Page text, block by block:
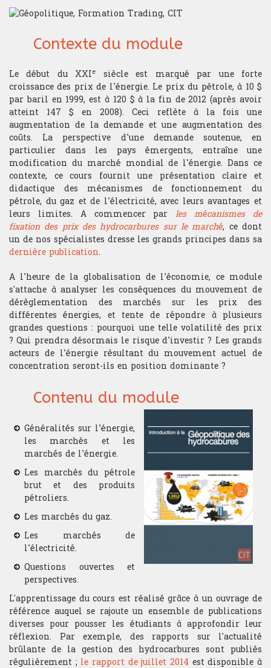
les portes d’une carrière
compétences et de l’expérience
recherchées par les recruteurs.
Conditions d'admission
Calendrier du concours
L'admission à la formation de
trading du CIT est conditionnée
par la réussite au concours
organisé par l’Institut. Les
épreuves sont conçues pour
candidats ceux possédant un
véritable potentiel pour devenir
un Trader d’exception.
Plusieurs sessions sont
organisées dans différentes
villes. Se référer au calendrier
de passage.
ENSEIGNEMENT
Actualité
Anglais de la finance pour trader
Anglais pour trader
Décryptage
Géopolitique
Informatique
Macroéconomie
Mathématiques
Mathématiques financières
Microéconomie
Psychologie du Trading
Gestion portefeuille
Choix sous-jacent
Gestion du risque
Money management
Gestion du stress
Analyse technique
Stratégie du trader
Compétition et challenge au CIT USA
Le diplôme du Californian
véritable gage de qualité aux
yeux des recruteurs du monde de
compétences et de l’expérience
des diplômés du CIT.
La délivrance du diplôme CIT est
conditionnée par la réussite aux
épreuves du programme de la
Trading School, mais également
par l’obtention de scores seuils
aux tests ICFE®, FRM® et GMAT®
Structureur
Quant
Gérant de portefeuille
Execution trader
Analyste financier
Economiste
Offices
Le programmeDevenir Traderdu
CIT offre la possibilité d'obtenir
un diplôme riche en certifications.
Les connaissances théoriques et
l'expérience du trading acquises à
l'issue de cette formation
ouvrent les portes à différentes
carrières dans les métiers de la
finance de marché.
Nos publications
Auteurs de publications et
finance, nos professeurs mettent
ces ouvrages à disposition des
étudiants en complément de la
formation.
sont également présentées aux
étudiants afin que la scolarité au
CIT soit enrichie des tous
derniers résultats de la
recherche, permettant
notamment leur mise en
application en salle de marché.
Contact
Contatto
Contexte du module
Le début du XXIe
siècle est marqué par une forte
croissance des prix de l’énergie. Le prix du pétrole, à 10 $
par baril en 1999, est à 120 $ à la fin de 2012 (après avoir
atteint 147 $ en 2008). Ceci reflète à la fois une
augmentation de la demande et une augmentation des
coûts. La perspective d’une demande soutenue, en
particulier dans les pays émergents, entraîne une
modification du marché mondial de l’énergie. Dans ce
contexte, ce cours fournit une présentation claire et
didactique des mécanismes de fonctionnement du
pétrole, du gaz et de l’électricité, avec leurs avantages et
leurs limites. A commencer parles mécanismes de
fixation des prix des hydrocarbures sur le marché, ce dont
un de nos spécialistes dresse les grands principes dans sa
dernière publication.
A l’heure de la globalisation de l’économie, ce module
s'attache à analyser les conséquences du mouvement de
dérèglementation des marchés sur les prix des
différentes énergies, et tente de répondre à plusieurs
grandes questions : pourquoi une telle volatilité des prix
? Qui prendra désormais le risque d’investir ? Les grands
acteurs de l’énergie résultant du mouvement actuel de
concentration seront-ils en position dominante ?
Contenu du module
Généralités sur l’énergie,
les marchés et les
marchés de l’énergie.
Les marchés du pétrole
brut et des produits
pétroliers.
Les marchés du gaz.
Les marchés de
l’électricité.
Questions ouvertes et
perspectives.
L'apprentissage du cours est réalisé grâce à un ouvrage de
référence auquel se rajoute un ensemble de publications
diverses pour pousser les étudiants à approfondir leur
réflexion. Par exemple, des rapports sur l'actualité
brûlante de la gestion des hydrocarbures sont publiés
régulièrement ; le rapport de juillet 2014 est disponible à